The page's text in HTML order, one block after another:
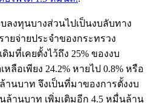
งทุนบางส่วนไปเป็นงบลับทาง
ายจ่ายประจำของกระทรวง
มที่เคยตั้งไว้ถึง 25% ของงบ
อเพียง 24.2% หายไป 0.8% หรือ
านบาท จึงเป็นที่มาของการตั้งงบ
านบาท เพิ่มเติมอีก 4.5 หมื่นล้าน